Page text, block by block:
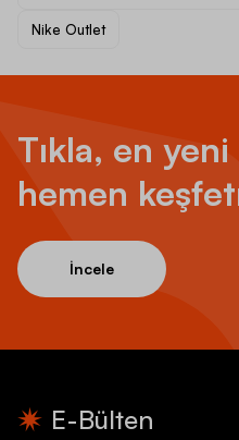
Nike Outlet
Tıkla, en
hemen
İncele
E-Bülten